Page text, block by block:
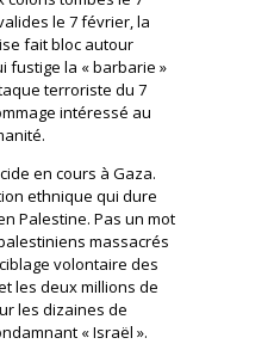
le 7 février, la
fait bloc autour
fustige la « barbarie »
terroriste du 7
intéressé au
en cours à Gaza.
ethnique qui dure
Palestine. Pas un mot
massacrés
volontaire des
les deux millions de
les dizaines de
« Israël ».